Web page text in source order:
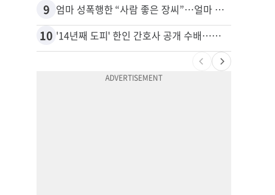
9 엄마 성폭행한 “사람 좋은 장씨”…얼마 뒤 딸 배도 불러왔다
10 '14년째 도피' 한인 간호사 공개 수배…메디케어 사기 유죄